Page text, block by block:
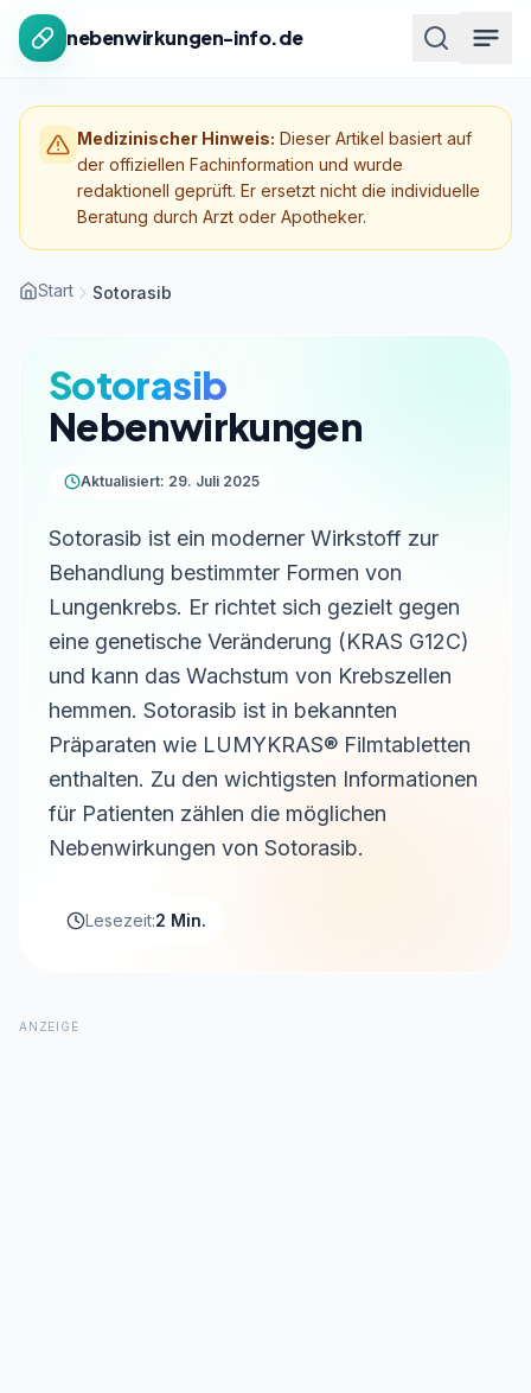
Zum Inhalt springen
nebenwirkungen-info.de
Medizinischer Hinweis: Dieser Artikel basiert auf
der offiziellen Fachinformation und wurde
redaktionell geprüft. Er ersetzt nicht die individuelle
Beratung durch Arzt oder Apotheker.
Start Sotorasib
Sotorasib
Nebenwirkungen
Aktualisiert: 29. Juli 2025
Sotorasib ist ein moderner Wirkstoff zur
Behandlung bestimmter Formen von
Lungenkrebs. Er richtet sich gezielt gegen
eine genetische Veränderung (KRAS G12C)
und kann das Wachstum von Krebszellen
hemmen. Sotorasib ist in bekannten
Präparaten wie LUMYKRAS® Filmtabletten
enthalten. Zu den wichtigsten Informationen
für Patienten zählen die möglichen
Nebenwirkungen von Sotorasib.
Lesezeit:2 Min.
ANZEIGE